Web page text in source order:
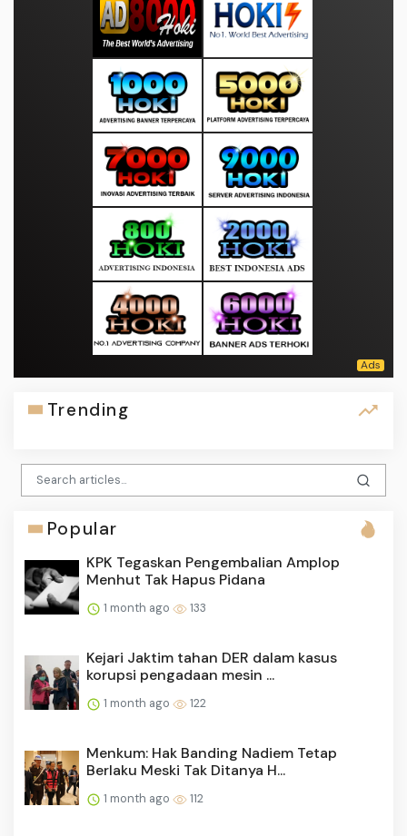
Trending
Popular
KPK Tegaskan Pengembalian Amplop
Menhut Tak Hapus Pidana
1 month ago 133
Kejari Jaktim tahan DER dalam kasus
korupsi pengadaan mesin ...
1 month ago 122
Menkum: Hak Banding Nadiem Tetap
Berlaku Meski Tak Ditanya H...
1 month ago 112